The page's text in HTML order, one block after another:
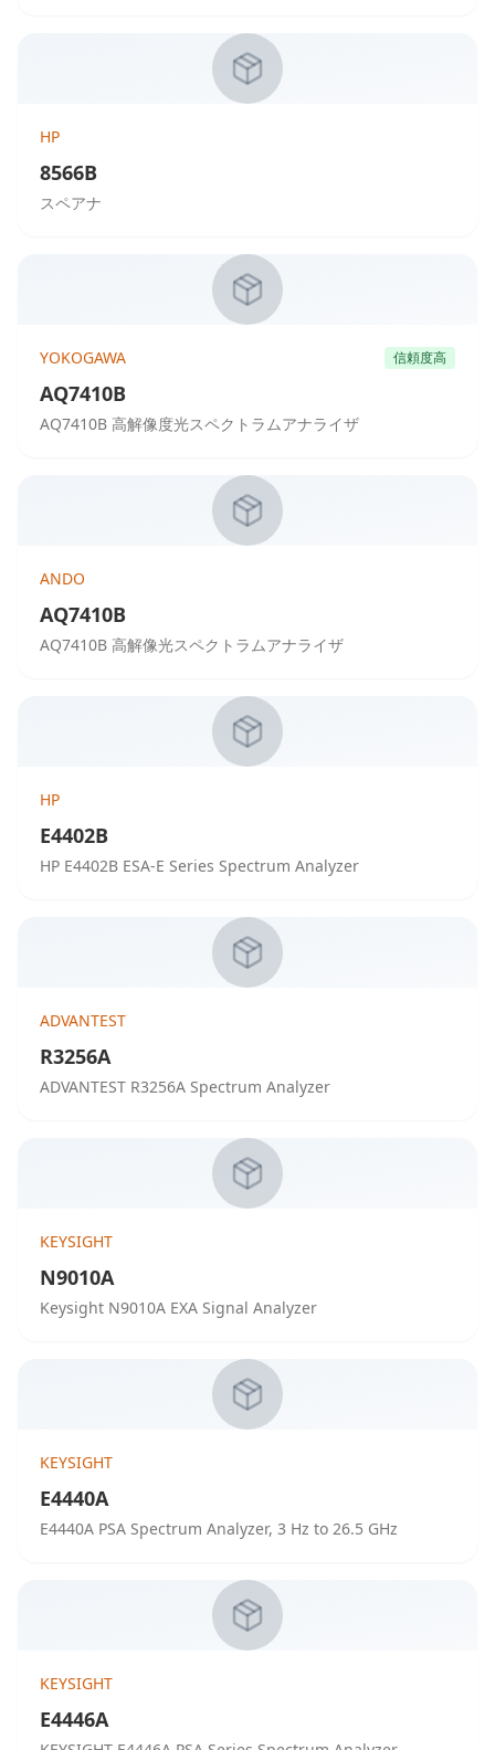
HP
8566B
スペアナ
YOKOGAWA 信頼度高
AQ7410B
AQ7410B 高解像度光スペクトラムアナライザ
ANDO
AQ7410B
AQ7410B 高解像光スペクトラムアナライザ
HP
E4402B
HP E4402B ESA-E Series Spectrum Analyzer
ADVANTEST
R3256A
ADVANTEST R3256A Spectrum Analyzer
KEYSIGHT
N9010A
Keysight N9010A EXA Signal Analyzer
KEYSIGHT
E4440A
E4440A PSA Spectrum Analyzer, 3 Hz to 26.5 GHz
KEYSIGHT
E4446A